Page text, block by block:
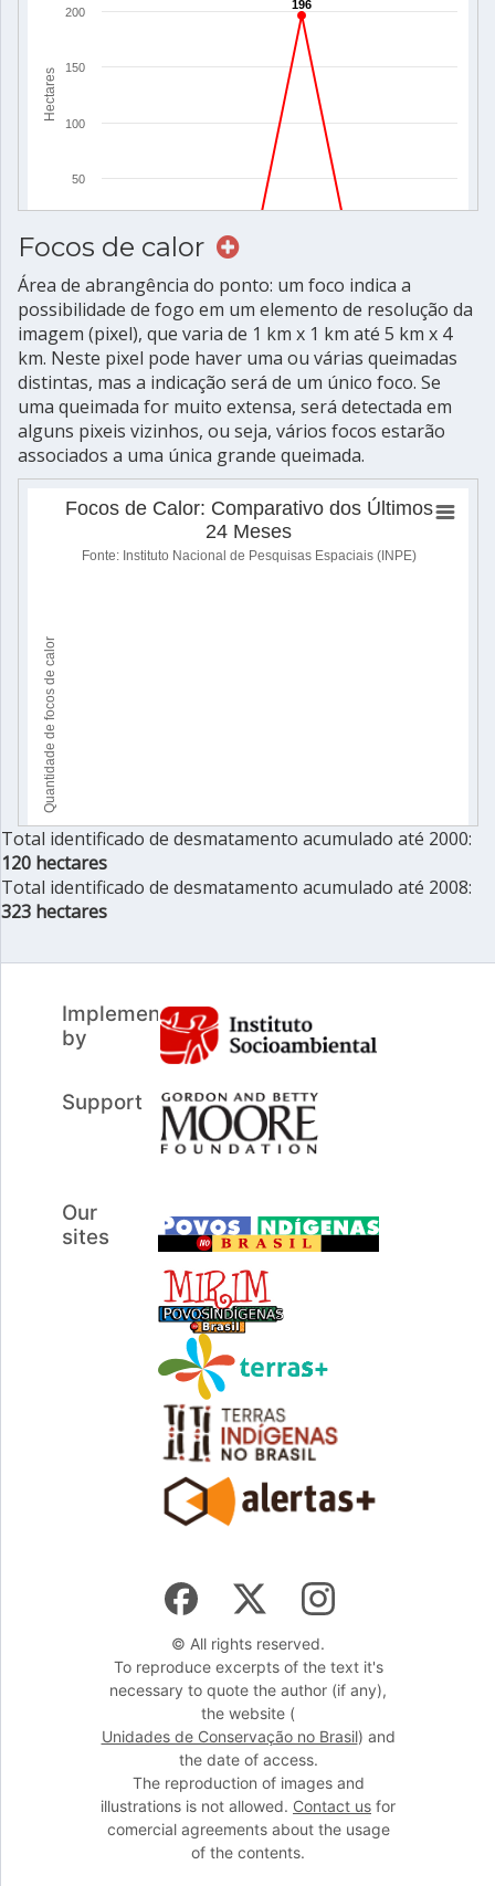
Focos de calor
Área de abrangência do ponto: um foco indica a
possibilidade de fogo em um elemento de resolução da
imagem (pixel), que varia de 1 km x 1 km até 5 km x 4
km. Neste pixel pode haver uma ou várias queimadas
distintas, mas a indicação será de um único foco. Se
uma queimada for muito extensa, será detectada em
alguns pixeis vizinhos, ou seja, vários focos estarão
associados a uma única grande queimada.
Total identificado de desmatamento acumulado até 2000:
120 hectares
Total identificado de desmatamento acumulado até 2008:
323 hectares